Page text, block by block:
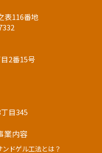
表116番地
2番15号
目345
業内容
ンドゲル工法とは？